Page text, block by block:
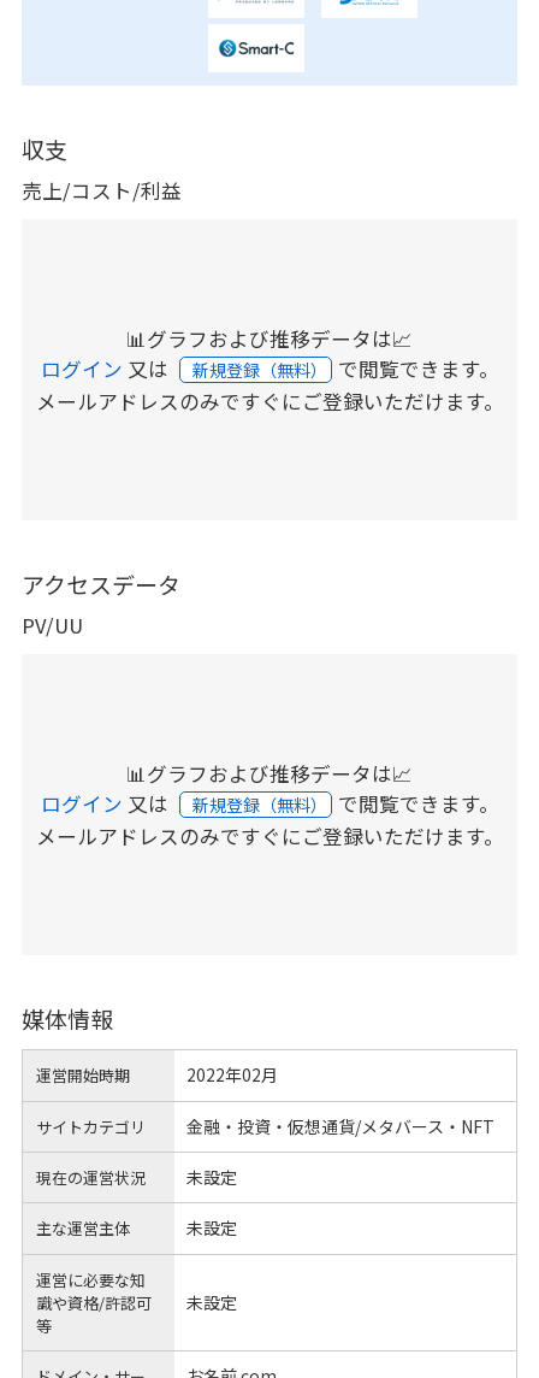
収支
売上/コスト/利益
📊グラフおよび推移データは📈
ログイン 又は 新規登録（無料） で閲覧できます。
メールアドレスのみですぐにご登録いただけます。
アクセスデータ
PV/UU
📊グラフおよび推移データは📈
ログイン 又は 新規登録（無料） で閲覧できます。
メールアドレスのみですぐにご登録いただけます。
媒体情報
運営開始時期 2022年02月
サイトカテゴリ 金融・投資・仮想通貨/メタバース・NFT
現在の運営状況 未設定
主な運営主体 未設定
運営に必要な知
識や資格/許認可
等
未設定